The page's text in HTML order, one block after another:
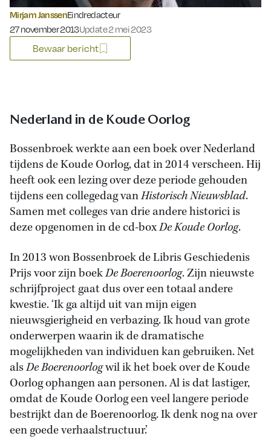
Mirjam JanssenEindredacteur
Gepubliceerd op:
27 november 2013Update 2 mei 2023
Bewaar bericht
Nederland in de Koude Oorlog
Bossenbroek werkte aan een boek over Nederland
tijdens de Koude Oorlog, dat in 2014 verscheen. Hij
heeft ook een lezing over deze periode gehouden
tijdens een collegedag vanHistorisch Nieuwsblad.
Samen met colleges van drie andere historici is
deze opgenomen in de cd-boxDe Koude Oorlog.
In 2013 won Bossenbroek de Libris Geschiedenis
Prijs voor zijn boekDe Boerenoorlog. Zijn nieuwste
schrijfproject gaat dus over een totaal andere
kwestie. ‘Ik ga altijd uit van mijn eigen
nieuwsgierigheid en verbazing. Ik houd van grote
onderwerpen waarin ik de dramatische
mogelijkheden van individuen kan gebruiken. Net
alsDe Boerenoorlogwil ik het boek over de Koude
Oorlog ophangen aan personen. Al is dat lastiger,
omdat de Koude Oorlog een veel langere periode
bestrijkt dan de Boerenoorlog. Ik denk nog na over
een goede verhaalstructuur.’